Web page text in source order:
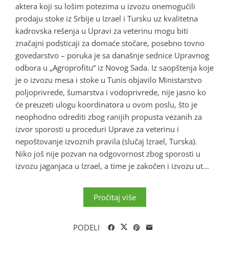
aktera koji su lošim potezima u izvozu onemogućili
prodaju stoke iz Srbije u Izrael i Tursku uz kvalitetna
kadrovska rešenja u Upravi za veterinu mogu biti
značajni podsticaji za domaće stočare, posebno tovno
govedarstvo – poruka je sa današnje sednice Upravnog
odbora u „Agroprofitu“ iz Novog Sada. Iz saopštenja koje
je o izvozu mesa i stoke u Tunis objavilo Ministarstvo
poljoprivrede, šumarstva i vodoprivrede, nije jasno ko
će preuzeti ulogu koordinatora u ovom poslu, što je
neophodno odrediti zbog ranijih propusta vezanih za
izvor sporosti u proceduri Uprave za veterinu i
nepoštovanje izvoznih pravila (slučaj Izrael, Turska).
Niko još nije pozvan na odgovornost zbog sporosti u
izvozu jaganjaca u Izrael, a time je zakočen i izvozu ut...
Pročitaj više
PODELI